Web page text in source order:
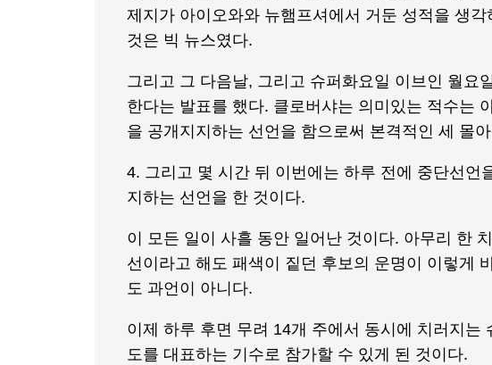
제지가 아이오와와 뉴햄프셔에서 거둔 성적을 생
것은 빅 뉴스였다.
그리고 그 다음날, 그리고 슈퍼화요일 이브인 월요
한다는 발표를 했다. 클로버샤는 의미있는 적수는
을 공개지지하는 선언을 함으로써 본격적인 세 몰
4. 그리고 몇 시간 뒤 이번에는 하루 전에 중단선언
지하는 선언을 한 것이다.
이 모든 일이 사흘 동안 일어난 것이다. 아무리 한
선이라고 해도 패색이 짙던 후보의 운명이 이렇게
도 과언이 아니다.
이제 하루 후면 무려 14개 주에서 동시에 치러지는
도를 대표하는 기수로 참가할 수 있게 된 것이다.